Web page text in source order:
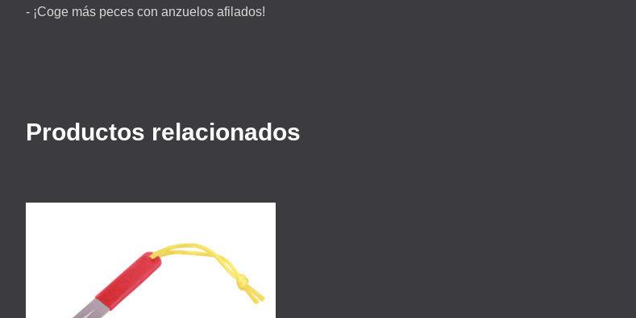
- ¡Coge más peces con anzuelos afilados!
Productos relacionados